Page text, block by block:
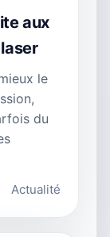
aux
le
du
Actualité